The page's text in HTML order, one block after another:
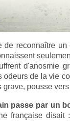
de reconnaître
d'anosmie
odeurs de la vie
grave, pousse
passe par un
française disait